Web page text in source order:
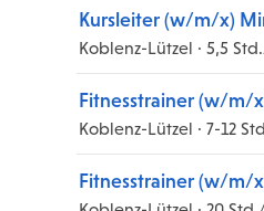
Kursleiter (w/m/x)
Koblenz-Lützel · 5,5
Fitnesstrainer (w/m/
Koblenz-Lützel · 7-12
Fitnesstrainer (w/m/